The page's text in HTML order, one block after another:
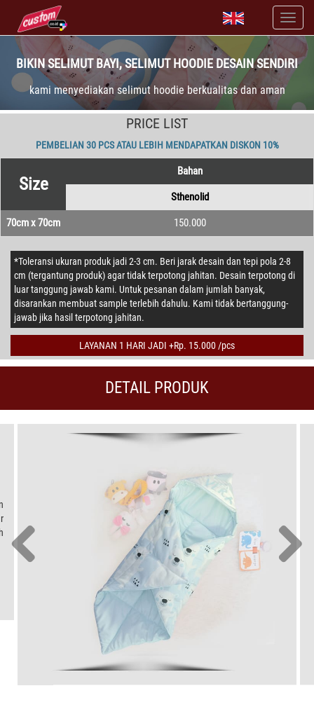
BIKIN SELIMUT BAYI, SELIMUT HOODIE DESAIN SENDIRI
kami menyediakan selimut hoodie berkualitas dan aman
PRICE LIST
PEMBELIAN 30 PCS ATAU LEBIH MENDAPATKAN DISKON 10%
Size
Bahan
Sthenolid
70cm x 70cm 150.000
*Toleransi ukuran produk jadi 2-3 cm. Beri jarak desain dan tepi pola 2-8
cm (tergantung produk) agar tidak terpotong jahitan. Desain terpotong di
luar tanggung jawab kami. Untuk pesanan dalam jumlah banyak,
disarankan membuat sample terlebih dahulu. Kami tidak bertanggung-
jawab jika hasil terpotong jahitan.
LAYANAN 1 HARI JADI +Rp. 15.000 /pcs
DETAIL PRODUK